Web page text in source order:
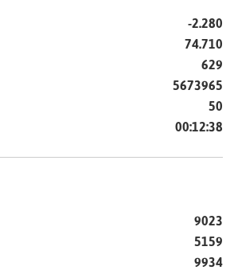
-2.280
74.710
629
5673965
50
00:12:38
9023
5159
9934